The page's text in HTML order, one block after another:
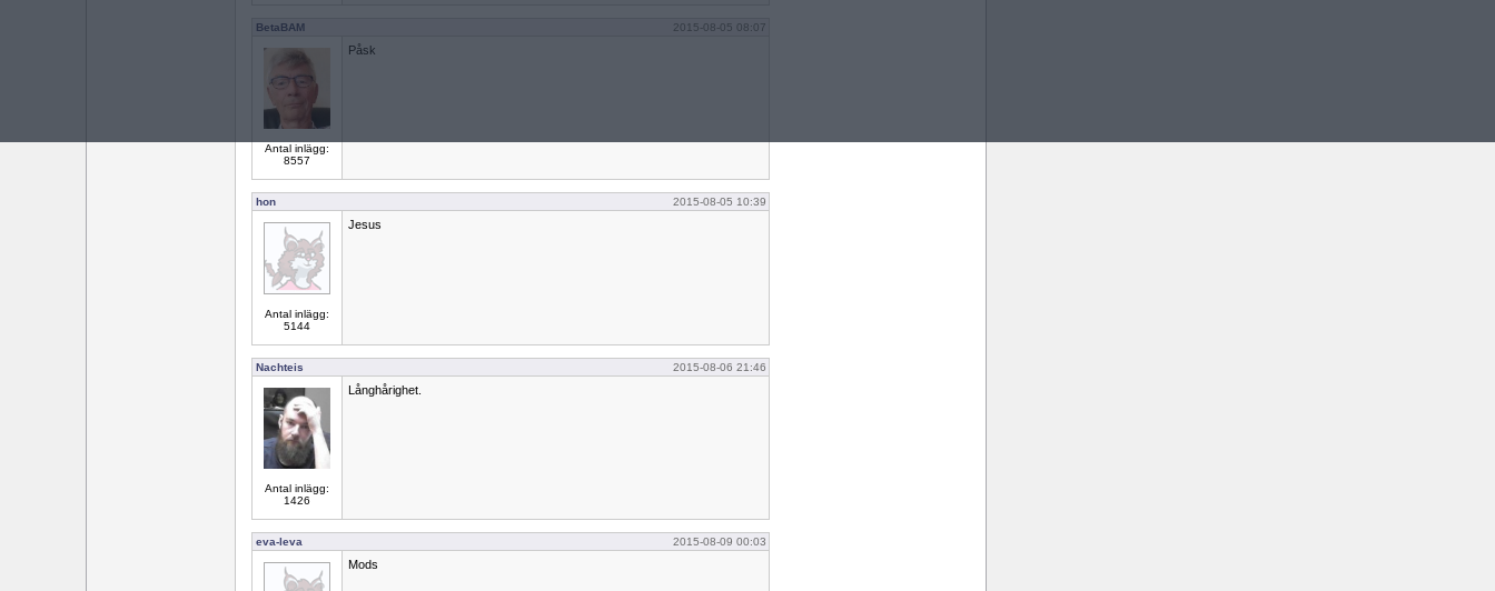
BetaBAM 2015-08-05 08:07
Antal inlägg:
8557
Påsk
hon 2015-08-05 10:39
Antal inlägg:
5144
Jesus
Nachteis 2015-08-06 21:46
Antal inlägg:
1426
Långhårighet.
eva-leva 2015-08-09 00:03
Mods